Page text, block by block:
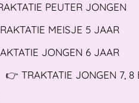
PEUTER JONGEN
MEISJE 5 JAAR
JONGEN 6 JAAR
👉 TRAKTATIE JONGEN 7, 8